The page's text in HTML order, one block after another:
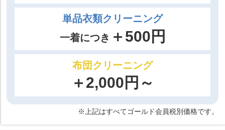
単品衣類クリーニング
一着につき ＋500円
布団クリーニング
＋2,000円～
※上記はすべてゴールド会員税別価格です。